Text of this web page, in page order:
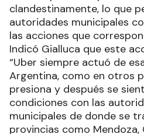
clandestinamente, lo que
autoridades municipales
las acciones que
Indicó Gialluca que este
“Uber siempre actuó de
Argentina, como en otros
presiona y después se
condiciones con las
municipales de donde se
provincias como